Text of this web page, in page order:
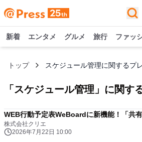
新着 エンタメ グルメ 旅行 ファッ
トップ スケジュール管理に関するプ
「 スケジュール管理 」に関す
WEB行動予定表WeBoardに新機能！「共有
株式会社クリエ
2026年7月22日 10:00